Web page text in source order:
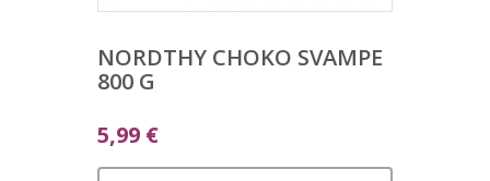
NORDTHY CHOKO SVAMPE
800 G
5,99 €